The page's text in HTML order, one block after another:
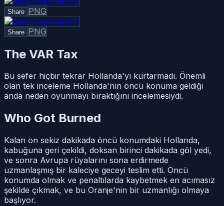
Share PNG
Share PNG
The VAR Tax
Bu sefer hiçbir tekrar Hollanda'yı kurtarmadı. Önemli
olan tek inceleme Hollanda'nın öncü konuma geldiği
anda neden oyunmayı bıraktığını incelemesiydi.
Who Got Burned
Kalan on sekiz dakikada öncü konumdaki Hollanda,
kabuğuna geri çekildi, doksan birinci dakikada göl yedi,
ve sonra Avrupa rüyalarını sona erdirmede
uzmanlaşmış bir kaleciye geceyi teslim etti. Öncü
konumda olmak ve penaltılarda kaybetmek en acımasız
şekilde çıkmak, ve bu Oranje'nin bir uzmanlığı olmaya
başlıyor.